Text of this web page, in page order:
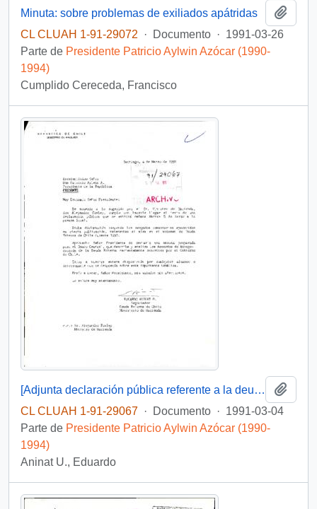
Minuta: sobre problemas de exiliados apátridas
CL CLUAH 1-91-29072
· Documento · 1991-03-26
Parte de Presidente Patricio Aylwin Azócar (1990-
1994)
Cumplido Cereceda, Francisco
[Adjunta declaración pública referente a la deuda externa chilena]
CL CLUAH 1-91-29067 · Documento · 1991-03-04
Parte de Presidente Patricio Aylwin Azócar (1990-
1994)
Aninat U., Eduardo